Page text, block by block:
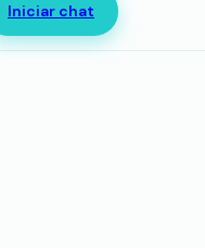
Iniciar chat